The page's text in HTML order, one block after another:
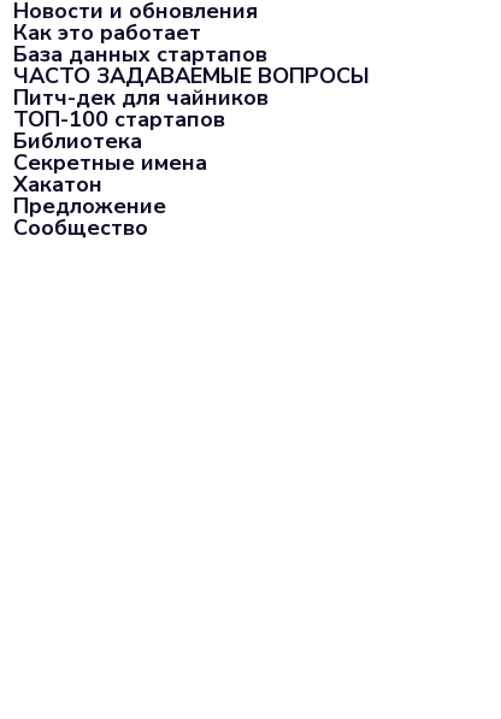
Новости и обновления
Как это работает
База данных стартапов
ЧАСТО ЗАДАВАЕМЫЕ ВОПРОСЫ
Питч-дек для чайников
ТОП-100 стартапов
Библиотека
Секретные имена
Хакатон
Предложение
Сообщество